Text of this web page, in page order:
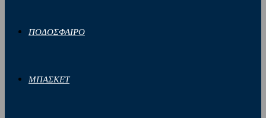
ΠΟΔΟΣΦΑΙΡΟ
ΜΠΑΣΚΕΤ